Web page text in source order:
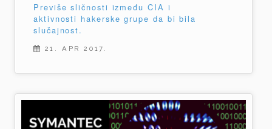
Previše sličnosti između CIA i
aktivnosti hakerske grupe da bi bila
slučajnost.
21. APR 2017.